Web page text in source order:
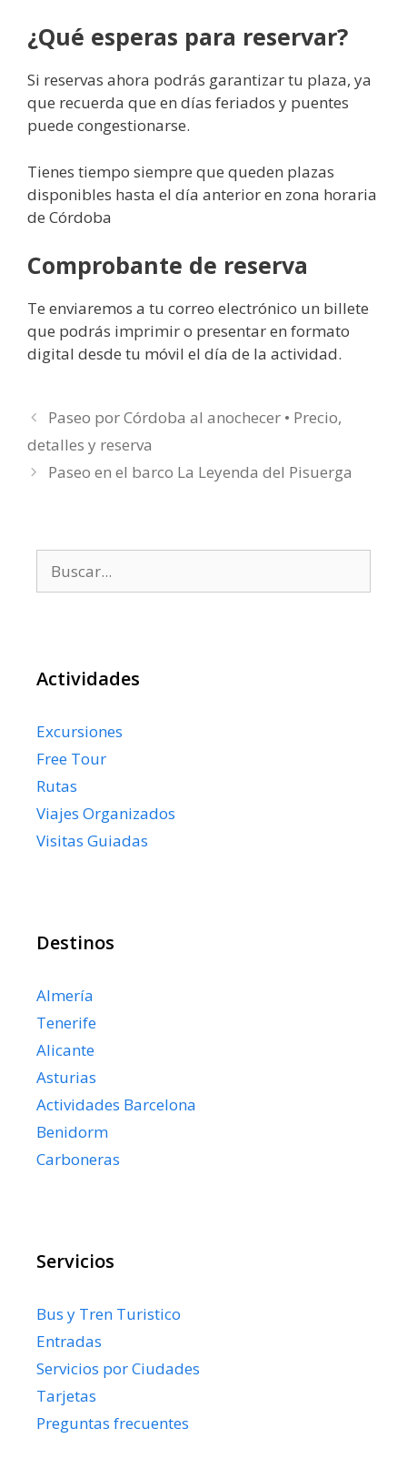
¿Qué esperas para reservar?
Si reservas ahora podrás garantizar tu plaza, ya
que recuerda que en días feriados y puentes
puede congestionarse.
Tienes tiempo siempre que queden plazas
disponibles hasta el día anterior en zona horaria
de Córdoba
Comprobante de reserva
Te enviaremos a tu correo electrónico un billete
que podrás imprimir o presentar en formato
digital desde tu móvil el día de la actividad.
Paseo por Córdoba al anochecer • Precio,
detalles y reserva
Paseo en el barco La Leyenda del Pisuerga
Actividades
Excursiones
Free Tour
Rutas
Viajes Organizados
Visitas Guiadas
Destinos
Almería
Tenerife
Alicante
Asturias
Actividades Barcelona
Benidorm
Carboneras
Servicios
Bus y Tren Turistico
Entradas
Servicios por Ciudades
Tarjetas
Preguntas frecuentes